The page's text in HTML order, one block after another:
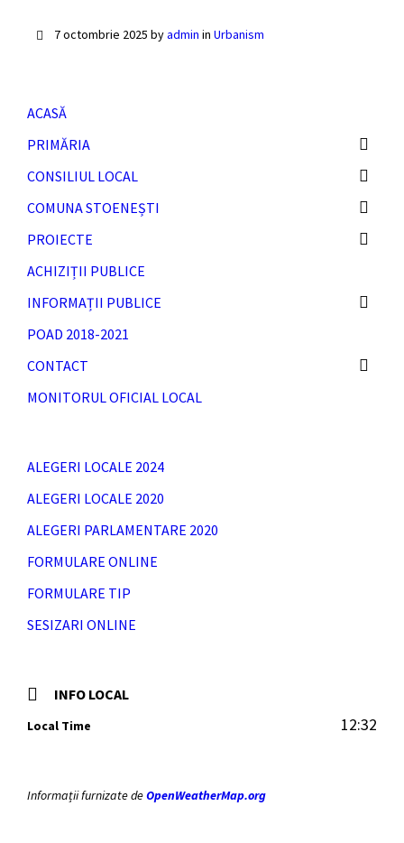
7 octombrie 2025 byadmin in Urbanism
ACASĂ
PRIMĂRIA
CONSILIUL LOCAL
COMUNA STOENEȘTI
PROIECTE
ACHIZIȚII PUBLICE
INFORMAȚII PUBLICE
POAD 2018-2021
CONTACT
MONITORUL OFICIAL LOCAL
ALEGERI LOCALE 2024
ALEGERI LOCALE 2020
ALEGERI PARLAMENTARE 2020
FORMULARE ONLINE
FORMULARE TIP
SESIZARI ONLINE
INFO LOCAL
Local Time 12:32
Informații furnizate deOpenWeatherMap.org